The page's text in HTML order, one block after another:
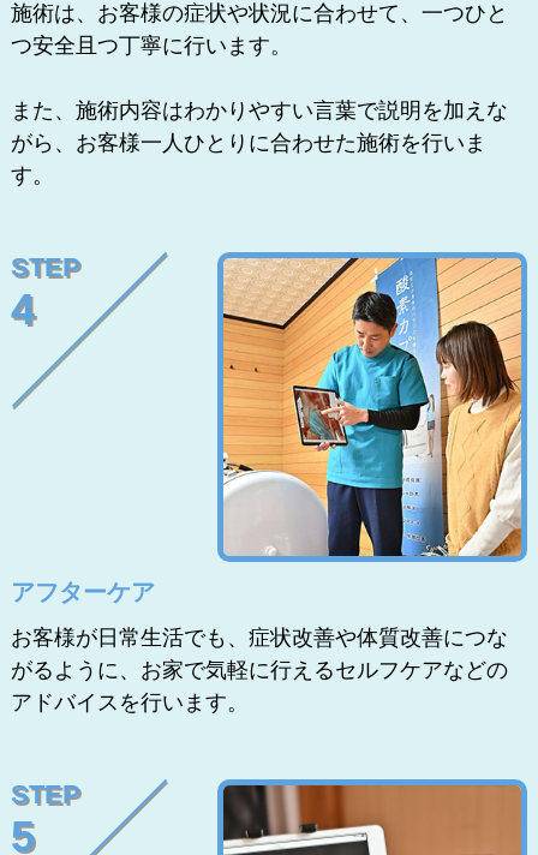
施術は、お客様の症状や状況に合わせて、一つひと
つ安全且つ丁寧に行います。
また、施術内容はわかりやすい言葉で説明を加えな
がら、お客様一人ひとりに合わせた施術を行いま
す。
STEP
4
アフターケア
お客様が日常生活でも、症状改善や体質改善につな
がるように、お家で気軽に行えるセルフケアなどの
アドバイスを行います。
STEP
5